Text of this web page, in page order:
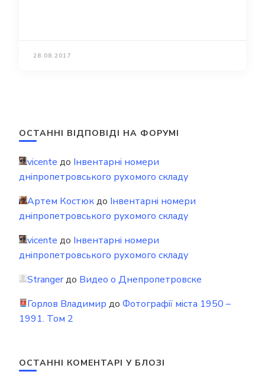
28.08.2017
ОСТАННІ ВІДПОВІДІ НА ФОРУМІ
vicente до Інвентарні номери
дніпропетровського рухомого складу
Артем Костюкдо Інвентарні номери
дніпропетровського рухомого складу
vicente до Інвентарні номери
дніпропетровського рухомого складу
Strangerдо Видео о Днепропетровске
Горлов Владимир до Фотографії міста 1950 –
1991. Том 2
ОСТАННІ КОМЕНТАРІ У БЛОЗІ